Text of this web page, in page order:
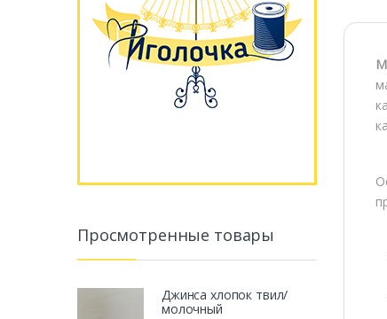
Просмотренные товары
Джинса хлопок твил/
молочный